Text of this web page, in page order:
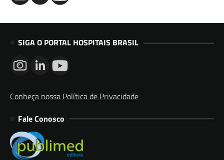
SIGA O PORTAL HOSPITAIS BRASIL
Conheça nossa Política de Privacidade
Fale Conosco